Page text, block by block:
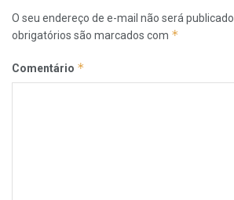
O seu endereço de e-mail não será publicado.
obrigatórios são marcados com *
Comentário *